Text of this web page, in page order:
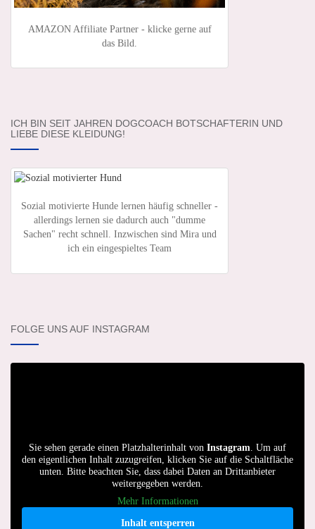
AMAZON Affiliate Partner - klicke gerne auf
das Bild.
ICH BIN SEIT JAHREN DOGCOACH BOTSCHAFTERIN UND
LIEBE DIESE KLEIDUNG!
Sozial motivierte Hunde lernen häufig schneller -
allerdings lernen sie dadurch auch "dumme
Sachen" recht schnell. Inzwischen sind Mira und
ich ein eingespieltes Team
FOLGE UNS AUF INSTAGRAM
Sie sehen gerade einen Platzhalterinhalt von Instagram . Um auf
den eigentlichen Inhalt zuzugreifen, klicken Sie auf die Schaltfläche
unten. Bitte beachten Sie, dass dabei Daten an Drittanbieter
weitergegeben werden.
Mehr Informationen
Inhalt entsperren